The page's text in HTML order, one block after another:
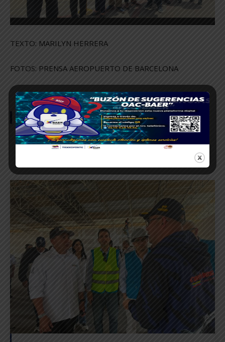
TEXTO: MARILYN HERRERA
FOTOS: PRENSA AEROPUERTO DE BARCELONA
SÍGUENOS